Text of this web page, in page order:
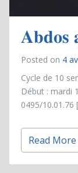
𝐀𝐛𝐝𝐨𝐬
Posted on 4
Cycle de 10
Début : mardi
0495/10.01.76
Read More